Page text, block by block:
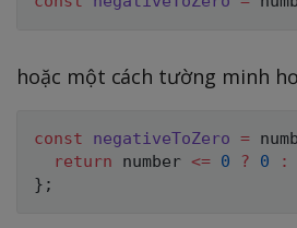
hoặc một cách tường minh
const negativeToZero =
return number <= 0 ? 0 :
} ;